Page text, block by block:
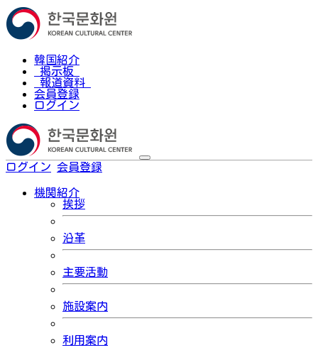
韓国紹介
掲示板
報道資料
会員登録
ログイン
ログイン 会員登録
機関紹介
挨拶
沿革
主要活動
施設案内
利用案内